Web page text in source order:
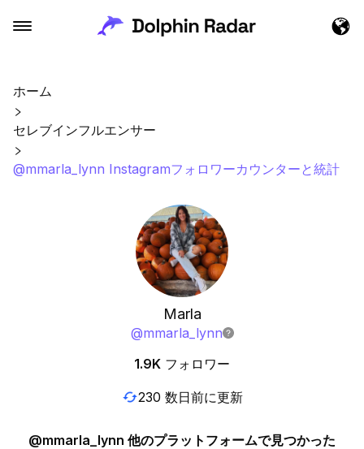
ホーム
セレブインフルエンサー
@mmarla_lynn Instagramフォロワーカウンターと統計
Marla
@mmarla_lynn
1.9K フォロワー
230 数日前に更新
@mmarla_lynn 他のプラットフォームで見つかった